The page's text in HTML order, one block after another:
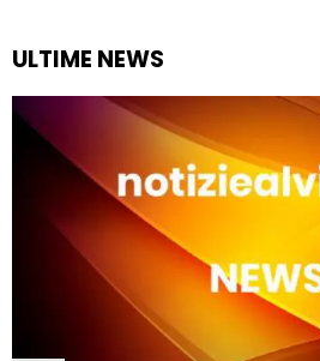
ULTIME NEWS